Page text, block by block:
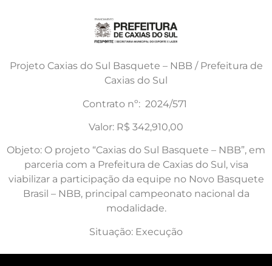
Projeto Caxias do Sul Basquete – NBB / Prefeitura de
Caxias do Sul
Contrato nº: 2024/571
Valor: R$ 342,910,00
Objeto: O projeto “Caxias do Sul Basquete – NBB”, em
parceria com a Prefeitura de Caxias do Sul, visa
viabilizar a participação da equipe no Novo Basquete
Brasil – NBB, principal campeonato nacional da
modalidade.
Situação: Execução